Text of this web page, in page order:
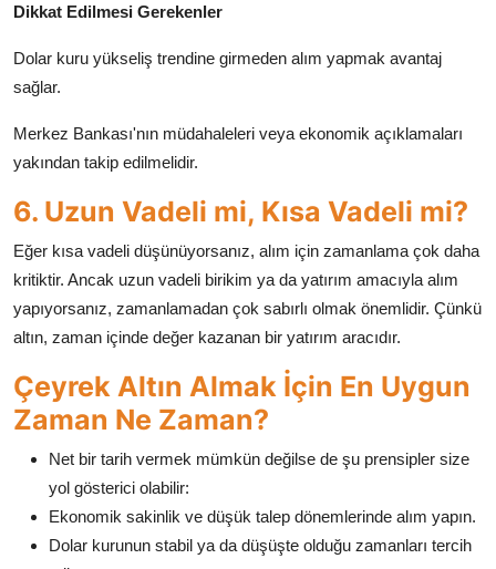
Dikkat Edilmesi Gerekenler
Dolar kuru yükseliş trendine girmeden alım yapmak avantaj
sağlar.
Merkez Bankası'nın müdahaleleri veya ekonomik açıklamaları
yakından takip edilmelidir.
6. Uzun Vadeli mi, Kısa Vadeli mi?
Eğer kısa vadeli düşünüyorsanız, alım için zamanlama çok daha
kritiktir. Ancak uzun vadeli birikim ya da yatırım amacıyla alım
yapıyorsanız, zamanlamadan çok sabırlı olmak önemlidir. Çünkü
altın, zaman içinde değer kazanan bir yatırım aracıdır.
Çeyrek Altın Almak İçin En Uygun
Zaman Ne Zaman?
Net bir tarih vermek mümkün değilse de şu prensipler size
yol gösterici olabilir:
Ekonomik sakinlik ve düşük talep dönemlerinde alım yapın.
Dolar kurunun stabil ya da düşüşte olduğu zamanları tercih